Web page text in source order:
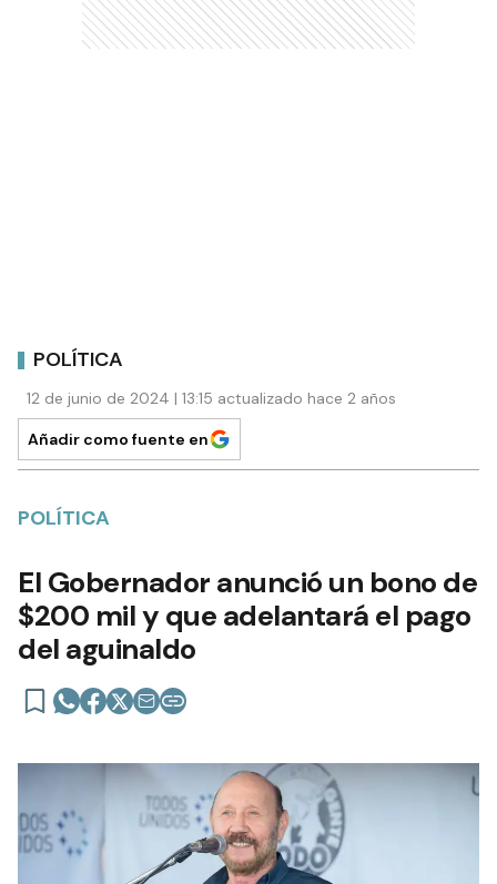
POLÍTICA
12 de junio de 2024 | 13:15 actualizado hace 2 años
Añadir como fuente en
POLÍTICA
El Gobernador anunció un bono de
$200 mil y que adelantará el pago
del aguinaldo